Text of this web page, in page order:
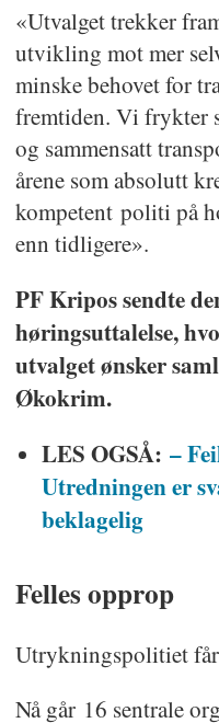
«Utvalget trekker
utvikling mot mer
minske behovet for
fremtiden. Vi frykter
og sammensatt
årene som absolutt
kompetent politi på
enn tidligere».
PF Kripos sendte
høringsuttalelse,
utvalget ønsker
Økokrim.
LES OGSÅ: –
Utredningen er
beklagelig
Felles opprop
Utrykningspolitiet får
Nå går 16 sentrale